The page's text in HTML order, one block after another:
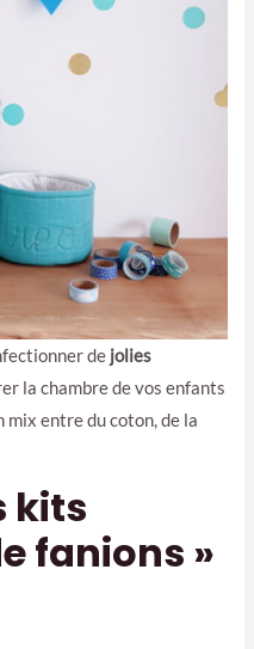
de jolies
la chambre de vos enfants
mix entre du coton, de la
kits
fanions »